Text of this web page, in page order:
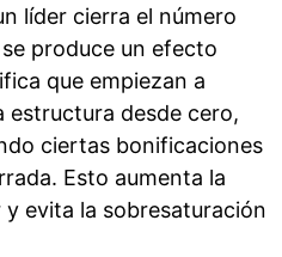
líder cierra el número
produce un efecto
que empiezan a
estructura desde cero,
ciertas bonificaciones
Esto aumenta la
evita la sobresaturación